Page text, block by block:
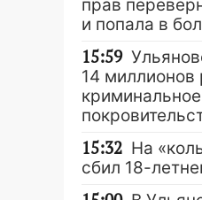
прав
и попала в
15:59
14 миллионов
криминальное
15:32 На
сбил 18-